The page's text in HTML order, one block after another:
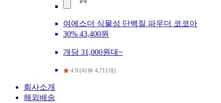
여에스더 식물성 단백질 파우더 코코아
30% 43,400원
개당 31,000원대~
4.9 (리뷰 4,711개)
회사소개
해외배송